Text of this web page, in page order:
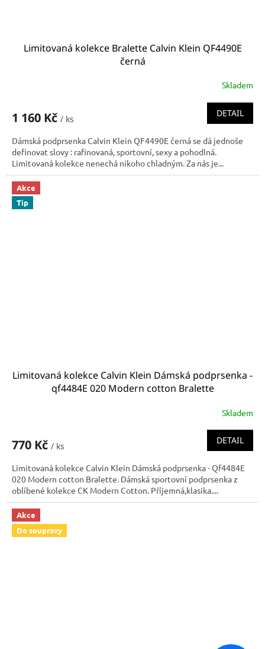
Limitovaná kolekce Bralette Calvin Klein QF4490E
černá
Skladem
1 160 Kč / ks
DETAIL
Dámská podprsenka Calvin Klein QF4490E černá se dá jednoše
definovat slovy : rafinovaná, sportovní, sexy a pohodlná.
Limitovaná kolekce nenechá nikoho chladným. Za nás je...
Akce
Tip
Limitovaná kolekce Calvin Klein Dámská podprsenka -
qf4484E 020 Modern cotton Bralette
Skladem
770 Kč / ks
DETAIL
Limitovaná kolekce Calvin Klein Dámská podprsenka - Qf4484E
020 Modern cotton Bralette. Dámská sportovní podprsenka z
oblíbené kolekce CK Modern Cotton. Příjemná,klasika....
Akce
Do soupravy